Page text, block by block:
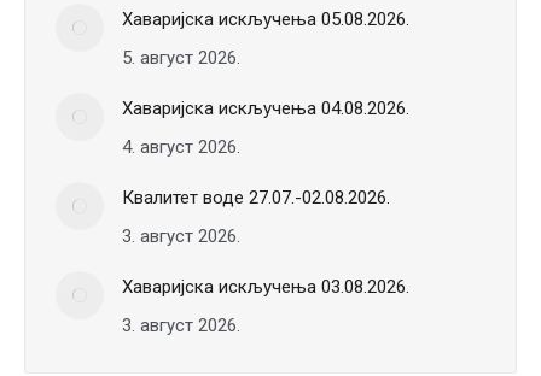
Хаваријска искључења 05.08.2026.
5. август 2026.
Хаваријска искључења 04.08.2026.
4. август 2026.
Квалитет воде 27.07.-02.08.2026.
3. август 2026.
Хаваријска искључења 03.08.2026.
3. август 2026.